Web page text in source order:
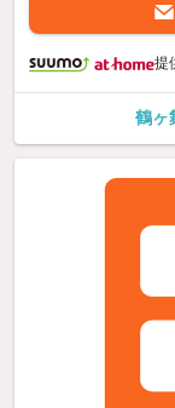
提
鶴ヶ